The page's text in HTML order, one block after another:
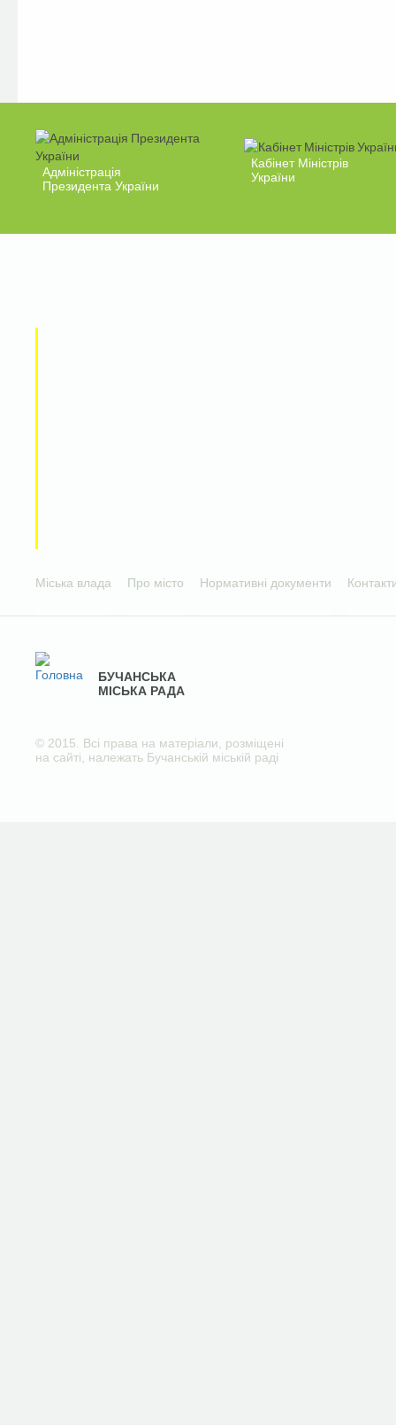
Адміністрація
Президента України
Кабінет Міністрів
України
Міська влада Про місто Нормативні документи
БУЧАНСЬКА
МІСЬКА РАДА
© 2015. Всі права на матеріали, розміщені
на сайті, належать Бучанській міській раді